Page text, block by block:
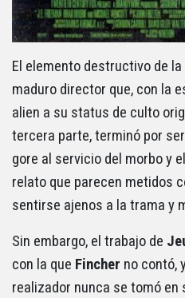
El elemento destructivo de
maduro director que, con la
alien a su status de culto
tercera parte, terminó por
gore al servicio del morbo y
relato que parecen metidos
sentirse ajenos a la trama y
Sin embargo, el trabajo de
con la que Fincher no contó,
realizador nunca se tomó